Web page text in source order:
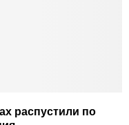
распустили по